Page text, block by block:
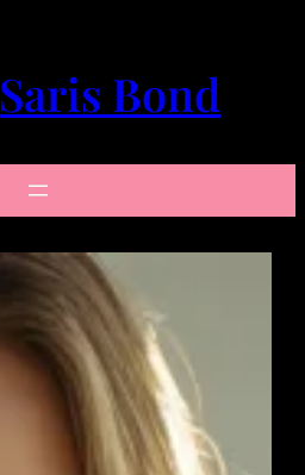
Saris Bond